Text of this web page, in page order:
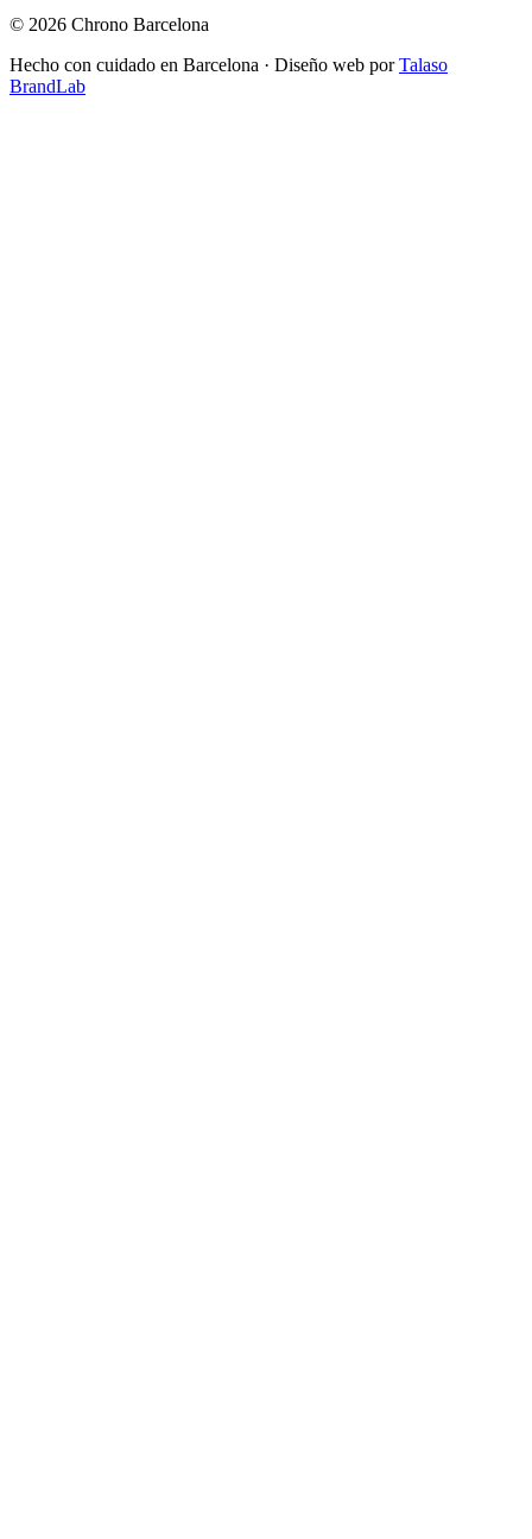
© 2026 Chrono Barcelona
Hecho con cuidado en Barcelona · Diseño web porTalaso
BrandLab